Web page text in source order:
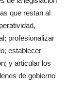
que restan al
profesionalizar
establecer
y articular los
de gobierno